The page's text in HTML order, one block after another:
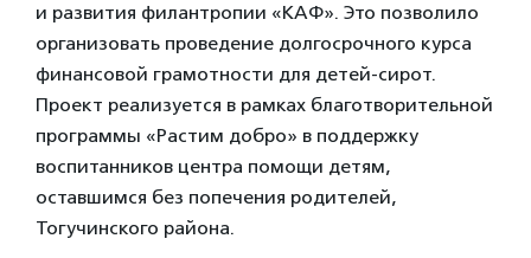
и развития филантропии «КАФ». Это позволило
организовать проведение долгосрочного курса
финансовой грамотности для детей-сирот.
Проект реализуется в рамках благотворительной
программы «Растим добро» в поддержку
воспитанников центра помощи детям,
оставшимся без попечения родителей,
Тогучинского района.